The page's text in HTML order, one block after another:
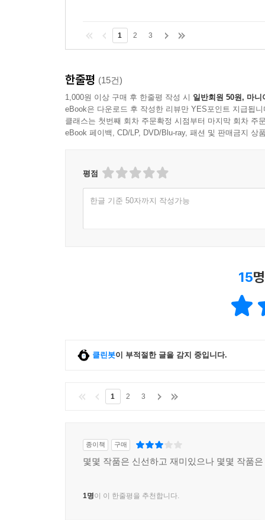
1 2 3
한줄평 (15건)
1,000원 이상 구매 후 한줄평 작성 시 일반회원 50원, 마니
eBook은 다운로드 후 작성한 리뷰만 YES포인트 지급됩니
클래스는 첫번째 회차 주문확정 시점부터 마지막 회차 주
eBook 페이백, CD/LP, DVD/Blu-ray, 패션 및 판매금지 상
평점
한글 기준 50자까지 작성가능
15
클린봇이 부적절한 글을 감지 중입니다.
1 2 3
종이책 구매
몇몇 작품은 신선하고 재미있으나 몇몇 작품
1명이 이 한줄평을 추천합니다.